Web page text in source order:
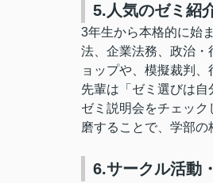
5.人気のゼミ紹
3年生から本格的に始
法、企業法務、政治
ョップや、模擬裁判
先輩は「ゼミ選びは
ゼミ説明会をチェッ
磨することで、学部の
6.サークル活動